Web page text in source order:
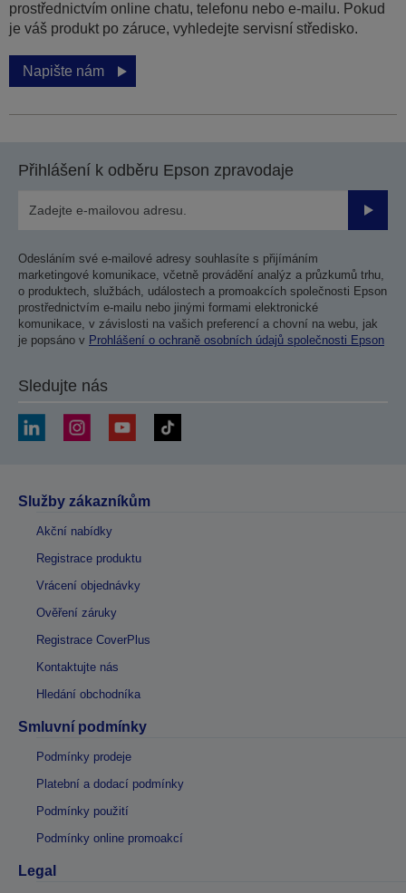
prostřednictvím online chatu, telefonu nebo e-mailu. Pokud
je váš produkt po záruce, vyhledejte servisní středisko.
Napište nám
Přihlášení k odběru Epson zpravodaje
Odesláním své e-mailové adresy souhlasíte s přijímáním
marketingové komunikace, včetně provádění analýz a průzkumů trhu,
o produktech, službách, událostech a promoakcích společnosti Epson
prostřednictvím e-mailu nebo jinými formami elektronické
komunikace, v závislosti na vašich preferencí a chovní na webu, jak
je popsáno v Prohlášení o ochraně osobních údajů společnosti Epson
Sledujte nás
Služby zákazníkům
Akční nabídky
Registrace produktu
Vrácení objednávky
Ověření záruky
Registrace CoverPlus
Kontaktujte nás
Hledání obchodníka
Smluvní podmínky
Podmínky prodeje
Platební a dodací podmínky
Podmínky použití
Podmínky online promoakcí
Legal